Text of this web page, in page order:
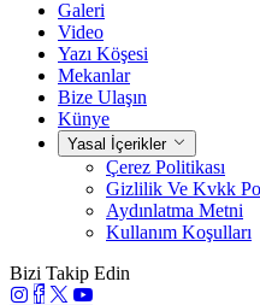
Galeri
Video
Yazı Köşesi
Mekanlar
Bize Ulaşın
Künye
Yasal İçerikler
Çerez Politikası
Gizlilik Ve Kvkk
Aydınlatma Metni
Kullanım Koşulları
Bizi Takip Edin